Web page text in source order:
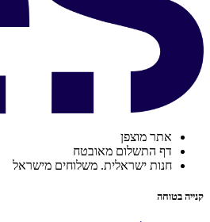
אתר מוצפן
דף התשלום מאובטח
חנות ישראלית. משלוחים מישראל
קנייה בטוחה